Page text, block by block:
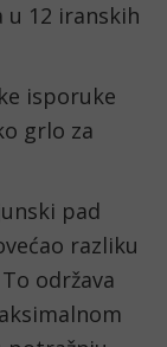
u 12 iranskih
isporuke
grlo za
pad
razliku
održava